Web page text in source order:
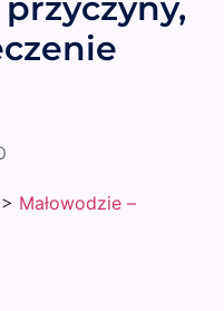
przyczyny,
> Małowodzie –